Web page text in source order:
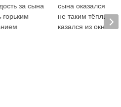
за сына
горьким
сына оказался
не таким тёплым,
казался из окна